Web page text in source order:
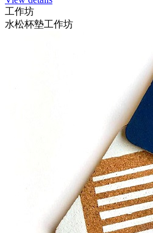
工作坊
水松杯墊工作坊